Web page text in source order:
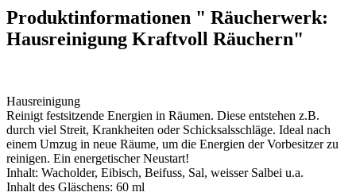
Produktinformationen " Räucherwerk:
Hausreinigung Kraftvoll Räuchern"
Hausreinigung
Reinigt festsitzende Energien in Räumen. Diese entstehen z.B.
durch viel Streit, Krankheiten oder Schicksalsschläge. Ideal nach
einem Umzug in neue Räume, um die Energien der Vorbesitzer zu
reinigen. Ein energetischer Neustart!
Inhalt: Wacholder, Eibisch, Beifuss, Sal, weisser Salbei u.a.
Inhalt des Gläschens: 60 ml